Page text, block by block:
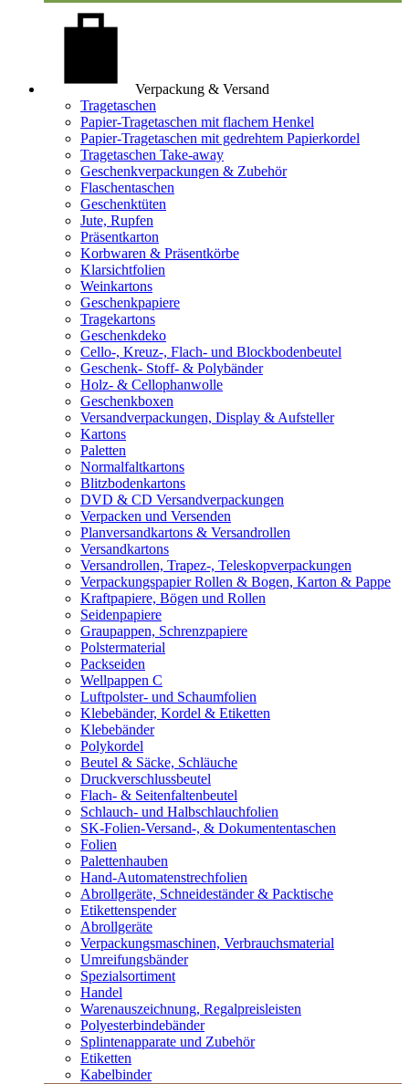
Verpackung & Versand
Tragetaschen
Papier-Tragetaschen mit flachem Henkel
Papier-Tragetaschen mit gedrehtem Papierkordel
Tragetaschen Take-away
Geschenkverpackungen & Zubehör
Flaschentaschen
Geschenktüten
Jute, Rupfen
Präsentkarton
Korbwaren & Präsentkörbe
Klarsichtfolien
Weinkartons
Geschenkpapiere
Tragekartons
Geschenkdeko
Cello-, Kreuz-, Flach- und Blockbodenbeutel
Geschenk- Stoff- & Polybänder
Holz- & Cellophanwolle
Geschenkboxen
Versandverpackungen, Display & Aufsteller
Kartons
Paletten
Normalfaltkartons
Blitzbodenkartons
DVD & CD Versandverpackungen
Verpacken und Versenden
Planversandkartons & Versandrollen
Versandkartons
Versandrollen, Trapez-, Teleskopverpackungen
Verpackungspapier Rollen & Bogen, Karton & Pappe
Kraftpapiere, Bögen und Rollen
Seidenpapiere
Graupappen, Schrenzpapiere
Polstermaterial
Packseiden
Wellpappen C
Luftpolster- und Schaumfolien
Klebebänder, Kordel & Etiketten
Klebebänder
Polykordel
Beutel & Säcke, Schläuche
Druckverschlussbeutel
Flach- & Seitenfaltenbeutel
Schlauch- und Halbschlauchfolien
SK-Folien-Versand-, & Dokumententaschen
Folien
Palettenhauben
Hand-Automatenstrechfolien
Abrollgeräte, Schneideständer & Packtische
Etikettenspender
Abrollgeräte
Verpackungsmaschinen, Verbrauchsmaterial
Umreifungsbänder
Spezialsortiment
Handel
Warenauszeichnung, Regalpreisleisten
Polyesterbindebänder
Splintenapparate und Zubehör
Etiketten
Kabelbinder